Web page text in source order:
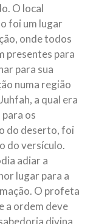
O local
foi um lugar
onde todos
presentes para
para sua
numa região
a qual era
os
do deserto, foi
do versículo.
adiar a
lugar para a
O profeta
a ordem deve
divina.